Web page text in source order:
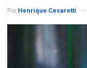
Por Henrique Cesaretti